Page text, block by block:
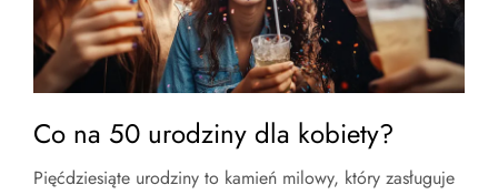
Co na 50 urodziny dla kobiety?
Pięćdziesiąte urodziny to kamień milowy, który zasługuje